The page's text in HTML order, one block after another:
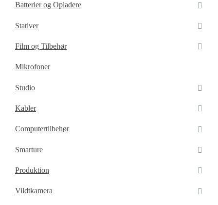
Batterier og Opladere
Stativer
Film og Tilbehør
Mikrofoner
Studio
Kabler
Computertilbehør
Smarture
Produktion
Vildtkamera